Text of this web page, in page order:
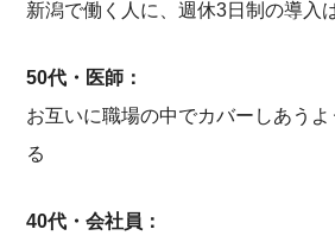
新潟で働く人に、週休3日制の導入
50代・医師：
お互いに職場の中でカバーしあう
る
40代・会社員：